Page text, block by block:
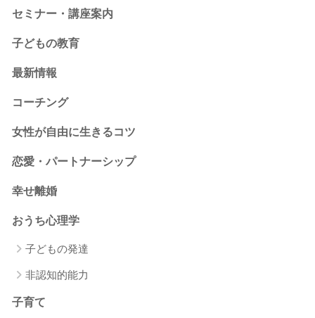
セミナー・講座案内
子どもの教育
最新情報
コーチング
女性が自由に生きるコツ
恋愛・パートナーシップ
幸せ離婚
おうち心理学
子どもの発達
非認知的能力
子育て